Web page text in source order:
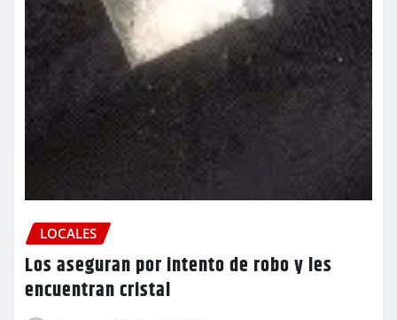
LOCALES
Los aseguran por intento de robo y les
encuentran cristal